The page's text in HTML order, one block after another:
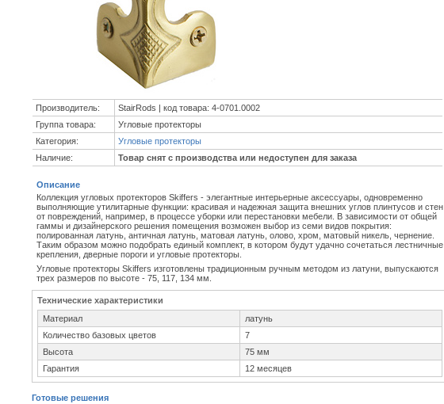
Производитель:
StairRods | код товара: 4-0701.0002
Группа товара:
Угловые протекторы
Категория:
Угловые протекторы
Наличие:
Товар снят с производства или недоступен для заказа
Описание
Коллекция угловых протекторов Skiffers - элегантные интерьерные аксессуары, одновременно
выполняющие утилитарные функции: красивая и надежная защита внешних углов плинтусов и стен
от повреждений, например, в процессе уборки или перестановки мебели. В зависимости от общей
гаммы и дизайнерского решения помещения возможен выбор из семи видов покрытия:
полированная латунь, античная латунь, матовая латунь, олово, хром, матовый никель, чернение.
Таким образом можно подобрать единый комплект, в котором будут удачно сочетаться лестничные
крепления, дверные пороги и угловые протекторы.
Угловые протекторы Skiffers изготовлены традиционным ручным методом из латуни, выпускаются
трех размеров по высоте - 75, 117, 134 мм.
Технические характеристики
Материал
латунь
Количество базовых цветов
7
Высота
75 мм
Гарантия
12 месяцев
Готовые решения